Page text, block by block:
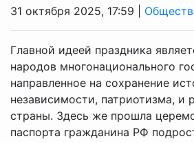
31 октября 2025, 17:59 |
Главной идеей праздника
народов многонационального
направленное на сохранение
независимости, патриотизма, и
страны. Здесь же прошла
паспорта гражданина РФ